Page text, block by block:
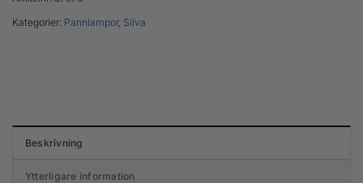
Kategorier: Pannlampor, Silva
Beskrivning
Ytterligare information